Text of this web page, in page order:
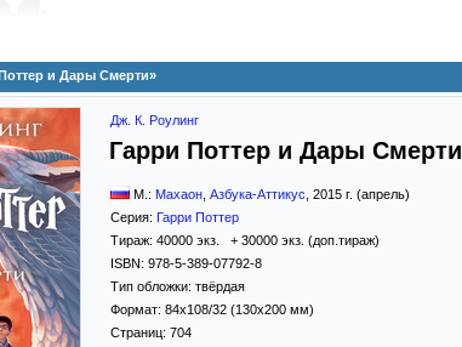
и Дары Смерти»
Дж. К. Роулинг
Гарри Поттер и Дары Смерти
М.: Махаон Азбука-Аттикус 2015 г. (апрель)
Серия: Гарри Поттер
Тираж: 40000 экз. + 30000 экз. (доп.тираж)
ISBN: 978-5-389-07792-8
Тип обложки: твёрдая
Формат: 84x108/32 (130x200 мм)
Страниц: 704